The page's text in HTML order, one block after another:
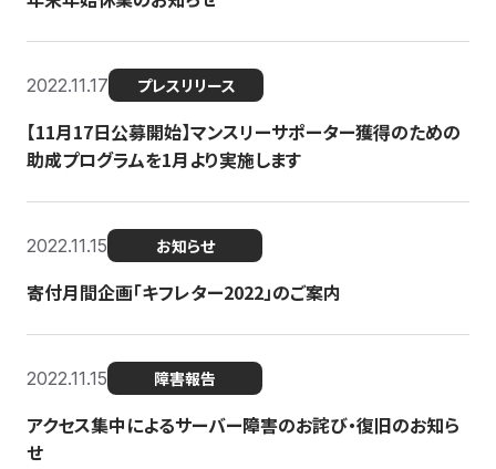
2022.11.17 プレスリリース
【11月17日公募開始】マンスリーサポーター獲得のための
助成プログラムを1月より実施します
2022.11.15 お知らせ
寄付月間企画「キフレター2022」のご案内
2022.11.15 障害報告
アクセス集中によるサーバー障害のお詫び・復旧のお知ら
せ